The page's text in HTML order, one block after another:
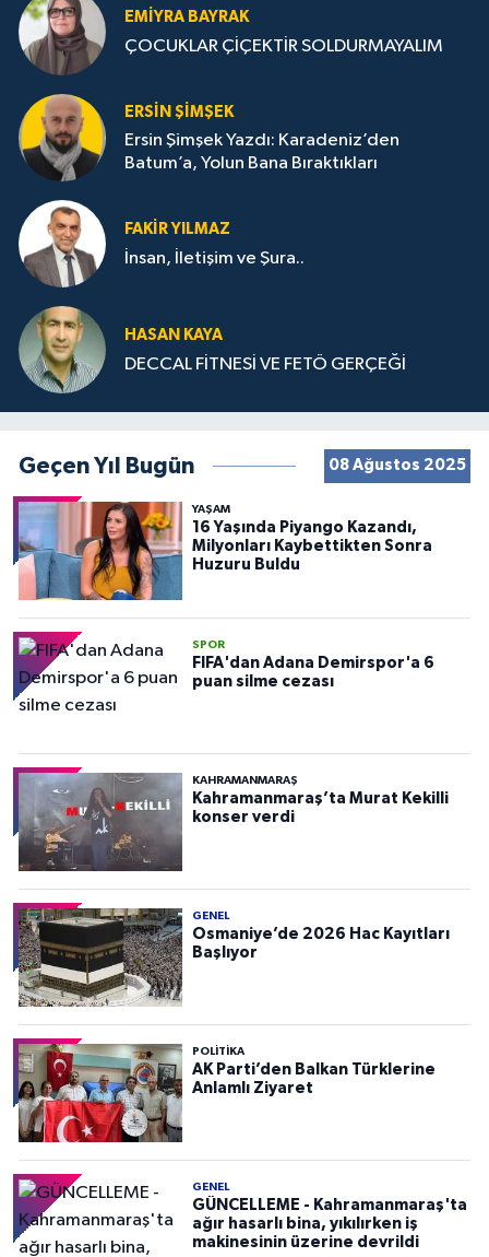
EMIYRA BAYRAK
ÇOCUKLAR ÇİÇEKTİR SOLDURMAYALIM
ERSIN ŞIMŞEK
Ersin Şimşek Yazdı: Karadeniz’den
Batum’a, Yolun Bana Bıraktıkları
FAKIR YILMAZ
İnsan, İletişim ve Şura..
HASAN KAYA
DECCAL FİTNESİ VE FETÖ GERÇEĞİ
Geçen Yıl Bugün 08 Ağustos 2025
YAŞAM
16 Yaşında Piyango Kazandı,
Milyonları Kaybettikten Sonra
Huzuru Buldu
SPOR
FIFA'dan Adana Demirspor'a 6
puan silme cezası
KAHRAMANMARAŞ
Kahramanmaraş’ta Murat Kekilli
konser verdi
GENEL
Osmaniye’de 2026 Hac Kayıtları
Başlıyor
POLITIKA
AK Parti’den Balkan Türklerine
Anlamlı Ziyaret
GENEL
GÜNCELLEME - Kahramanmaraş'ta
ağır hasarlı bina, yıkılırken iş
makinesinin üzerine devrildi